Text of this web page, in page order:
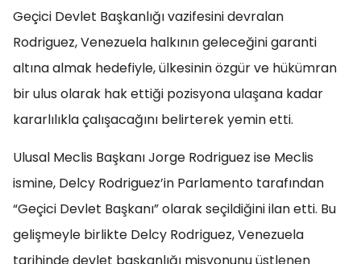
Geçici Devlet Başkanlığı vazifesini devralan
Rodriguez, Venezuela halkının geleceğini garanti
altına almak hedefiyle, ülkesinin özgür ve hükümran
bir ulus olarak hak ettiği pozisyona ulaşana kadar
kararlılıkla çalışacağını belirterek yemin etti.
Ulusal Meclis Başkanı Jorge Rodriguez ise Meclis
ismine, Delcy Rodriguez’in Parlamento tarafından
“Geçici Devlet Başkanı” olarak seçildiğini ilan etti. Bu
gelişmeyle birlikte Delcy Rodriguez, Venezuela